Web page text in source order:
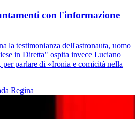
con l'informazione
la testimonianza dell'astronauta, uomo
in Diretta" ospita invece Luciano
parlare di «Ironia e comicità nella
Regina